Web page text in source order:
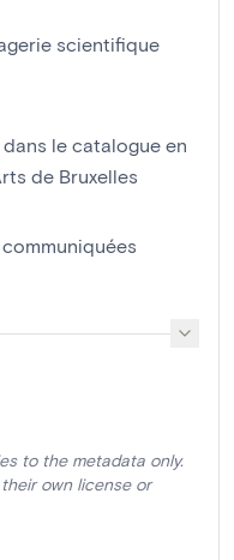
scientifique
le catalogue en
de Bruxelles
to the metadata only.
own license or